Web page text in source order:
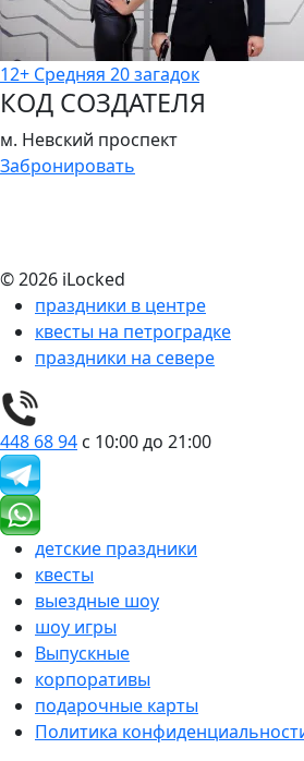
12+ Средняя 20 загадок
КОД СОЗДАТЕЛЯ
м. Невский проспект
Забронировать
© 2026 iLocked
праздники в центре
квесты на петроградке
праздники на севере
448 68 94 с 10:00 до 21:00
детские праздники
квесты
выездные шоу
шоу игры
Выпускные
корпоративы
подарочные карты
Политика